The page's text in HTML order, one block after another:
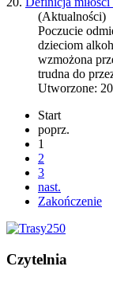
(Aktualności)
Poczucie
dzieciom
wzmożona
trudna do
Utworzone:
Start
poprz.
1
2
3
nast.
Zakończenie
Czytelnia